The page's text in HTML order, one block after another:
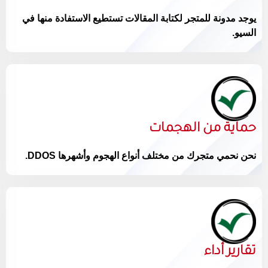
يوجد مدونة للمتجر لكتابة المقالات تستطيع الاستفادة منها في
السيو.
حماية من الهجمات
نحن نحمي متجرك من مختلف أنواع الهجوم وأشهرها DDOS.
تقارير أداء